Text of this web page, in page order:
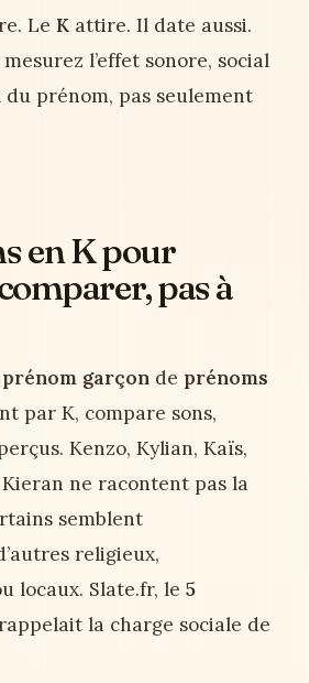
Le K attire. Il date aussi.
l’effet sonore, social
prénom, pas seulement
en K pour
pas à
garçon de prénoms
par K, compare sons,
Kenzo, Kylian, Kaïs,
ne racontent pas la
semblent
religieux,
locaux. Slate.fr, le 5
la charge sociale de